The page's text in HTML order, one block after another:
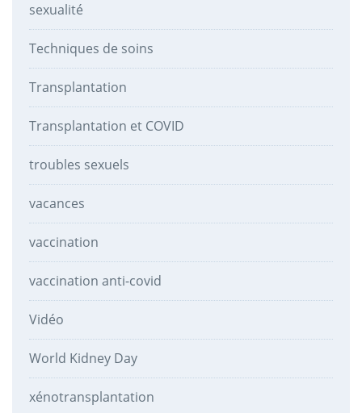
sexualité
Techniques de soins
Transplantation
Transplantation et COVID
troubles sexuels
vacances
vaccination
vaccination anti-covid
Vidéo
World Kidney Day
xénotransplantation